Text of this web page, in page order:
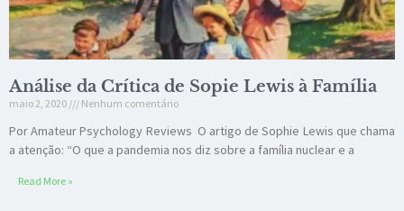
Análise da Crítica de Sopie Lewis à Família
maio 2, 2020 Nenhum comentário
Por Amateur Psychology Reviews O artigo de Sophie Lewis que chama
a atenção: “O que a pandemia nos diz sobre a família nuclear e a
Read More »